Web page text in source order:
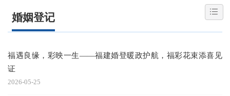
婚姻登记
福遇良缘，彩映一生——福建婚登暖政护航，福彩花束添喜见
证
2026-05-25